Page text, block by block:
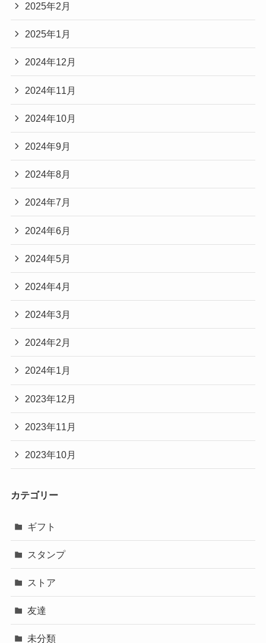
2025年2月
2025年1月
2024年12月
2024年11月
2024年10月
2024年9月
2024年8月
2024年7月
2024年6月
2024年5月
2024年4月
2024年3月
2024年2月
2024年1月
2023年12月
2023年11月
2023年10月
カテゴリー
ギフト
スタンプ
ストア
友達
未分類